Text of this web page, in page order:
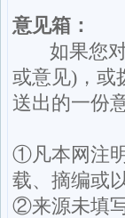
意见箱：
如果您
或意见)，或
送出的一份
①凡本网注
载、摘编或
②来源未填